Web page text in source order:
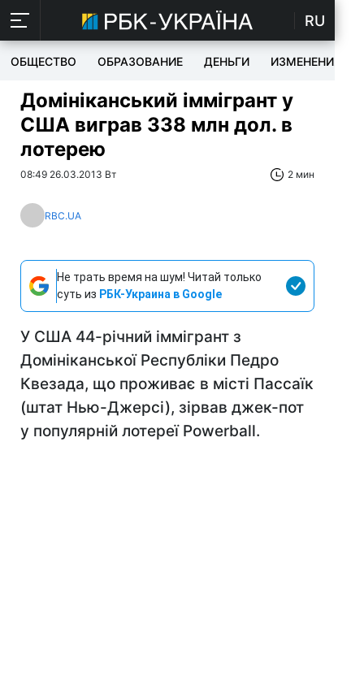
RU
ОБЩЕСТВО ОБРАЗОВАНИЕ ДЕНЬГИ ИЗМЕНЕНИЯ
Домініканський іммігрант у
США виграв 338 млн дол. в
лотерею
08:49 26.03.2013 Вт 2 мин
RBC.UA
Не трать время на шум! Читай только
суть из РБК-Украина в Google
У США 44-річний іммігрант з
Домініканської Республіки Педро
Квезада, що проживає в місті Пассаїк
(штат Нью-Джерсі), зірвав джек-пот
у популярній лотереї Powerball.